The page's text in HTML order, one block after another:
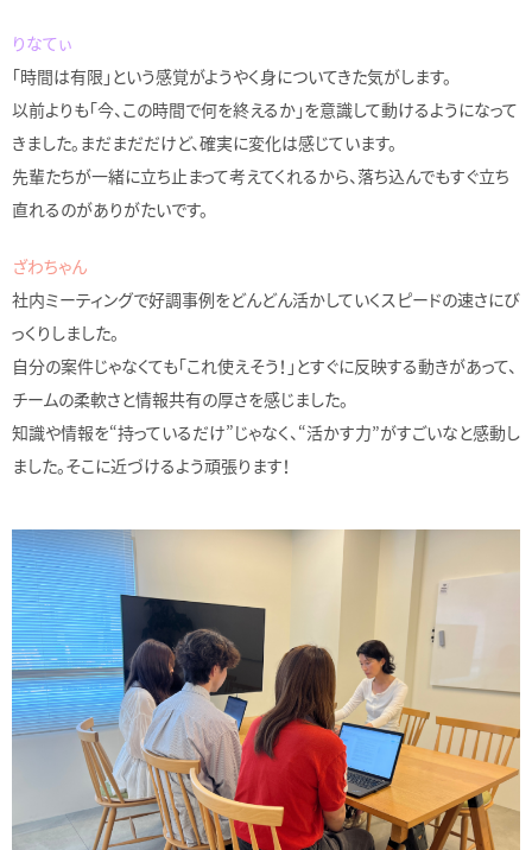
りなてぃ
「時間は有限」という感覚がようやく身についてきた気がします。
以前よりも「今、この時間で何を終えるか」を意識して動けるようになって
きました。まだまだだけど、確実に変化は感じています。
先輩たちが一緒に立ち止まって考えてくれるから、落ち込んでもすぐ立ち
直れるのがありがたいです。
ざわちゃん
社内ミーティングで好調事例をどんどん活かしていくスピードの速さにび
っくりしました。
自分の案件じゃなくても「これ使えそう！」とすぐに反映する動きがあって、
チームの柔軟さと情報共有の厚さを感じました。
知識や情報を“持っているだけ”じゃなく、“活かす力”がすごいなと感動し
ました。そこに近づけるよう頑張ります！